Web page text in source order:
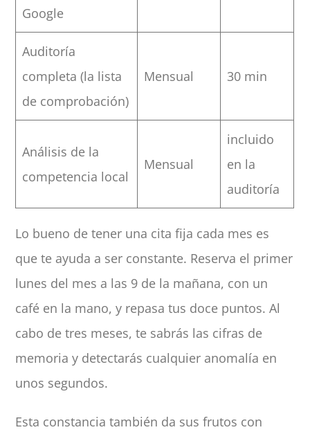
Google
Auditoría
completa (la lista
de comprobación)
Mensual 30 min
Análisis de la
competencia local
Mensual
incluido
en la
auditoría
Lo bueno de tener una cita fija cada mes es
que te ayuda a ser constante. Reserva el primer
lunes del mes a las 9 de la mañana, con un
café en la mano, y repasa tus doce puntos. Al
cabo de tres meses, te sabrás las cifras de
memoria y detectarás cualquier anomalía en
unos segundos.
Esta constancia también da sus frutos con